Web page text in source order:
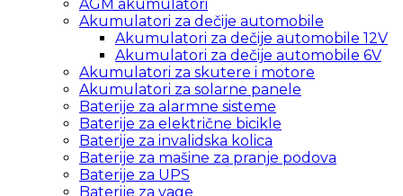
AGM akumulatori
Akumulatori za dečije automobile
Akumulatori za dečije automobile 12V
Akumulatori za dečije automobile 6V
Akumulatori za skutere i motore
Akumulatori za solarne panele
Baterije za alarmne sisteme
Baterije za električne bicikle
Baterije za invalidska kolica
Baterije za mašine za pranje podova
Baterije za UPS
Baterije za vage